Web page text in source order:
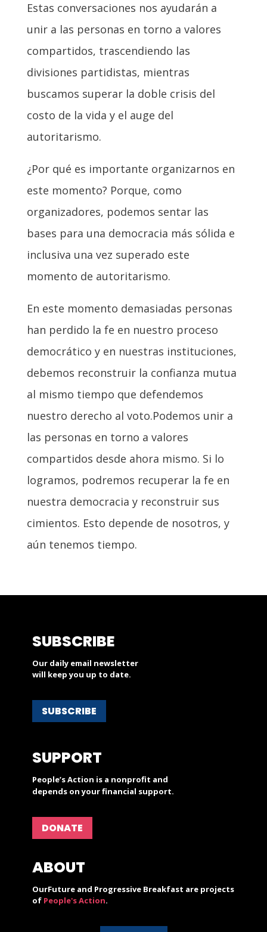
Estas conversaciones nos ayudarán a
unir a las personas en torno a valores
compartidos, trascendiendo las
divisiones partidistas, mientras
buscamos superar la doble crisis del
costo de la vida y el auge del
autoritarismo.
¿Por qué es importante organizarnos en
este momento? Porque, como
organizadores, podemos sentar las
bases para una democracia más sólida e
inclusiva una vez superado este
momento de autoritarismo.
En este momento demasiadas personas
han perdido la fe en nuestro proceso
democrático y en nuestras instituciones,
debemos reconstruir la confianza mutua
al mismo tiempo que defendemos
nuestro derecho al voto.Podemos unir a
las personas en torno a valores
compartidos desde ahora mismo. Si lo
logramos, podremos recuperar la fe en
nuestra democracia y reconstruir sus
cimientos. Esto depende de nosotros, y
aún tenemos tiempo.
SUBSCRIBE
Our daily email newsletter
will keep you up to date.
SUBSCRIBE
SUPPORT
People’s Action is a nonprofit and
depends on your financial support.
DONATE
ABOUT
OurFuture and Progressive Breakfast are projects
of People's Action.